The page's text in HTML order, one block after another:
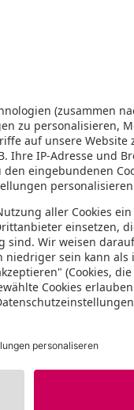
zur Region Murcia
Granada an. Diese geht
Letztere ist die Region
eines Zementwerkes.
nicht davon abhalten
aus einer längst